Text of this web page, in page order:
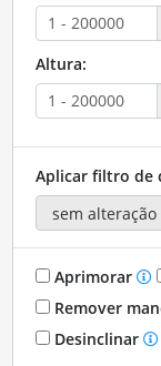
Altura:
Aplicar filtro de
Aprimorar
Remover
Desinclinar